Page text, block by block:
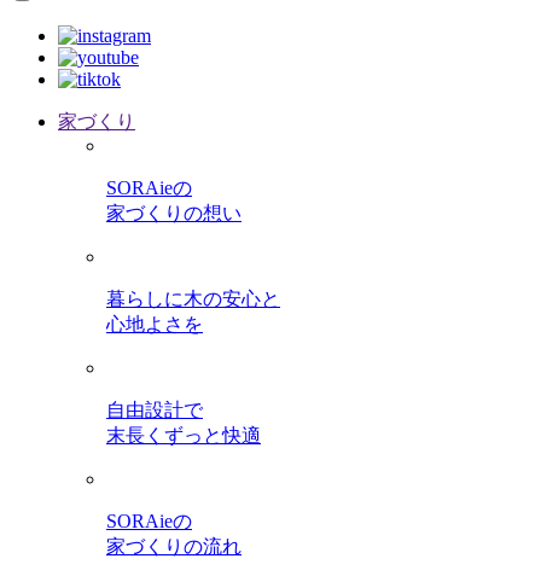
家づくり
SORAieの
家づくりの想い
暮らしに木の安心と
心地よさを
自由設計で
末長くずっと快適
SORAieの
家づくりの流れ